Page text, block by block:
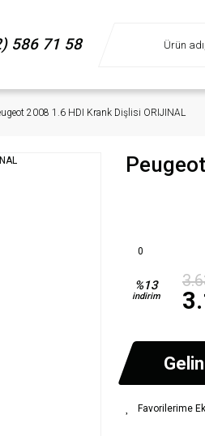
586 71 58
2008 1.6 HDI Krank Dişlisi ORIJINAL
0
%13
indirim